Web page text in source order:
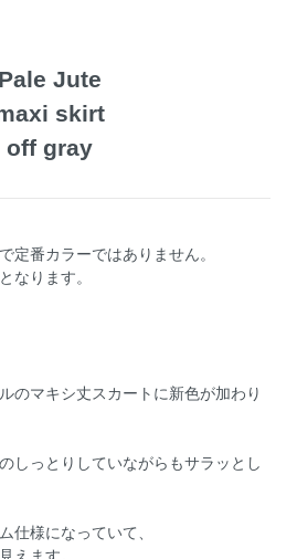
Pale Jute
skirt
off gray
定番カラーではありません。
なります。
のマキシ丈スカートに新色が加わり
しっとりしていながらもサラッとし
仕様になっていて、
えます。